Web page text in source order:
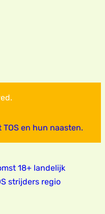
en hun naasten.
18+ landelijk
strijders regio